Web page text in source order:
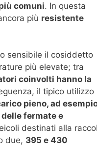
comuni. In questa
più resistente
sensibile il cosiddetto
più elevate; tra
coinvolti hanno la
il tipico utilizzo
pieno, ad
fermate e
destinati alla
due, 395 e 430